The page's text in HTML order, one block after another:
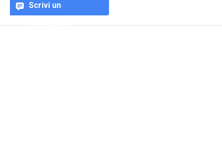
Scrivi un
commento